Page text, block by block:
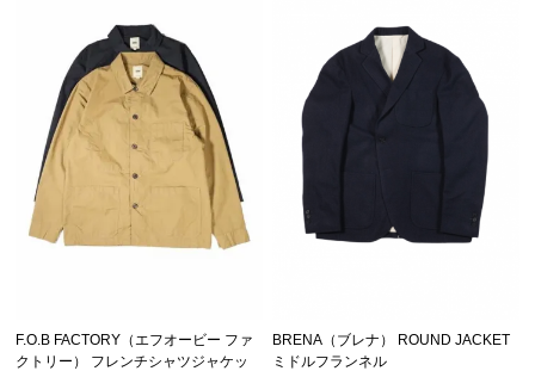
F.O.B FACTORY（エフオービー ファ
クトリー） フレンチシャツジャケッ
BRENA（ブレナ） ROUND JACKET
ミドルフランネル